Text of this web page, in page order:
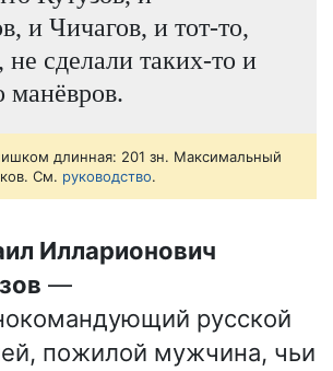
и Чичагов, и тот-то,
не сделали таких-то и
манёвров.
длинная: 201 зн. Максимальный
См. руководство.
—
русской
пожилой мужчина, чьи